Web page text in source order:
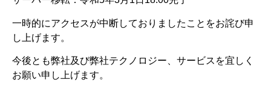
一時的にアクセスが中断しておりましたことをお詫び申
し上げます。
今後とも弊社及び弊社テクノロジー、サービスを宜しく
お願い申し上げます。